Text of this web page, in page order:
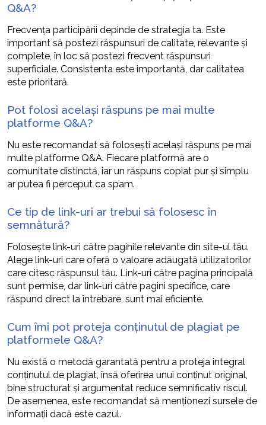
Q&A?
Frecvența participării depinde de strategia ta. Este
important să postezi răspunsuri de calitate, relevante și
complete, în loc să postezi frecvent răspunsuri
superficiale. Consistenta este importantă, dar calitatea
este prioritară.
Pot folosi același răspuns pe mai multe
platforme Q&A?
Nu este recomandat să folosești același răspuns pe mai
multe platforme Q&A. Fiecare platformă are o
comunitate distinctă, iar un răspuns copiat pur și simplu
ar putea fi perceput ca spam.
Ce tip de link-uri ar trebui să folosesc în
semnătură?
Folosește link-uri către paginile relevante din site-ul tău.
Alege link-uri care oferă o valoare adăugată utilizatorilor
care citesc răspunsul tău. Link-uri către pagina principală
sunt permise, dar link-uri către pagini specifice, care
răspund direct la întrebare, sunt mai eficiente.
Cum îmi pot proteja conținutul de plagiat pe
platformele Q&A?
Nu există o metodă garantată pentru a proteja integral
conținutul de plagiat, însă oferirea unui conținut original,
bine structurat și argumentat reduce semnificativ riscul.
De asemenea, este recomandat să menționezi sursele de
informații dacă este cazul.